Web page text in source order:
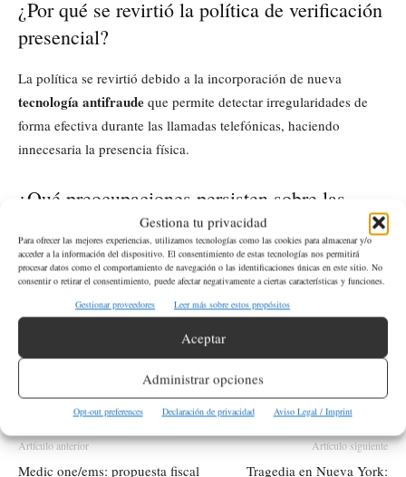
Gestiona tu privacidad
Para ofrecer las mejores experiencias, utilizamos tecnologías como las cookies para almacenar y/o
acceder a la información del dispositivo. El consentimiento de estas tecnologías nos permitirá
procesar datos como el comportamiento de navegación o las identificaciones únicas en este sitio. No
consentir o retirar el consentimiento, puede afectar negativamente a ciertas características y funciones.
Gestionar proveedores
Leer más sobre estos propósitos
Aceptar
Administrar opciones
Opt-out preferences Declaración de privacidad Aviso Legal / Imprint
¿Por qué se revirtió la política de verificación
presencial?
La política se revirtió debido a la incorporación de nueva
tecnología antifraude que permite detectar irregularidades de
forma efectiva durante las llamadas telefónicas, haciendo
innecesaria la presencia física.
¿Qué preocupaciones persisten sobre las
políticas del Seguro Social?
A pesar de la mejora en la verificación, persisten preocupaciones
sobre la posibilidad de retención de pagos por errores
administrativos y la reducción de personal de atención al
ETIQUETAS Seguro Social USA
Artículo anterior
Medic one/ems: propuesta fiscal
Artículo siguiente
Tragedia en Nueva York: